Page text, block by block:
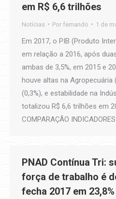
em R$ 6,6 trilhões
Notícias Por fernando 1 de
Em 2017, o PIB (Produto
em relação a 2016, após
ambas de 3,5%, em 2015 e
houve altas na Agropecuária
(0,3%), e estabilidade na
totalizou R$ 6,6 trilhões em
COMPARAÇÃO
PNAD Contínua Tri:
força de trabalho é
fecha 2017 em 23,8%